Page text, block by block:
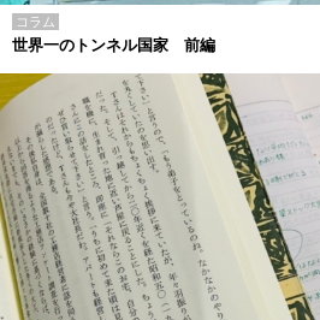
コラム
世界一のトンネル国家 前編